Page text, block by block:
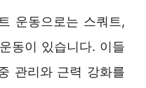
운동으로는 스쿼트,
동이 있습니다. 이들
관리와 근력 강화를